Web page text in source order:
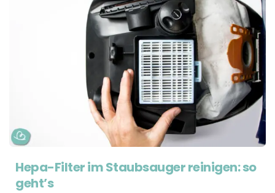
Hepa-Filter im Staubsauger reinigen: so
geht’s